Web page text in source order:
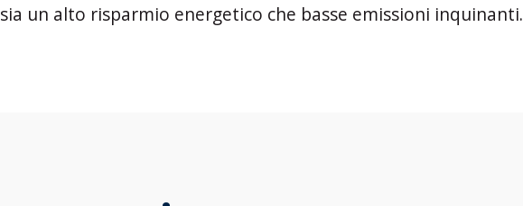
sia un alto risparmio energetico che basse emissioni inquinanti.